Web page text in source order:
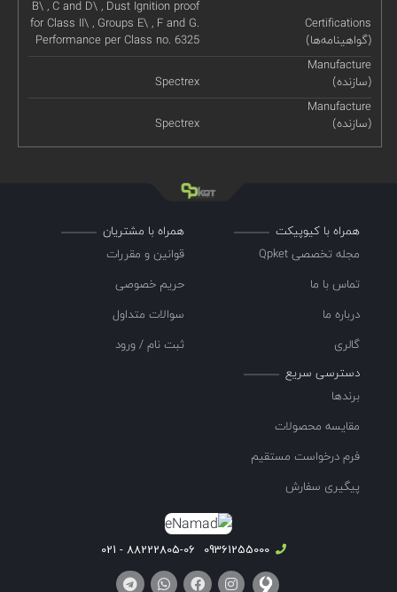
Certifications
(گواهینامه‌ها)
B\ , C and D\ , Dust Ignition proof
for Class II\ , Groups E\ , F and G.
Performance per Class no. 6325
Manufacture
(سازنده)
Spectrex
Manufacture
(سازنده)
Spectrex
همراه با کیوپیکت
مجله تخصصی Qpket
تماس با ما
درباره ما
گالری
همراه با مشتریان
قوانین و مقررات
حریم خصوصی
سوالات متداول
ثبت نام / ورود
دسترسی سریع
برندها
مقایسه محصولات
فرم درخواست مستقیم
پیگیری سفارش
09361255000
88222805-06 - 021